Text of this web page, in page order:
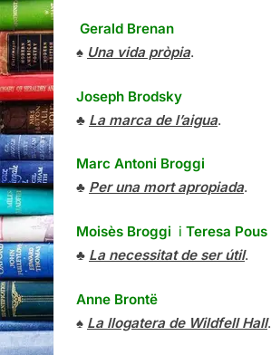
Gerald Brenan
♠ Una vida pròpia.
Joseph Brodsky
♣ La marca de l’aigua.
Marc Antoni Broggi
♣ Per una mort apropiada.
Moisès Broggi i Teresa Pous
♣ La necessitat de ser útil.
Anne Brontë
♠ La llogatera de Wildfell Hall.